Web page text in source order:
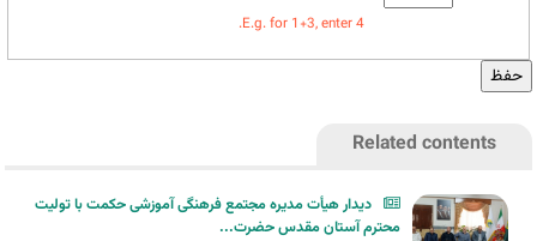
E.g. for 1+3, enter 4.
Related contents
دیدار هیأت مدیره مجتمع فرهنگی آموزشی حکمت با تولیت
محترم آستان مقدس حضرت...